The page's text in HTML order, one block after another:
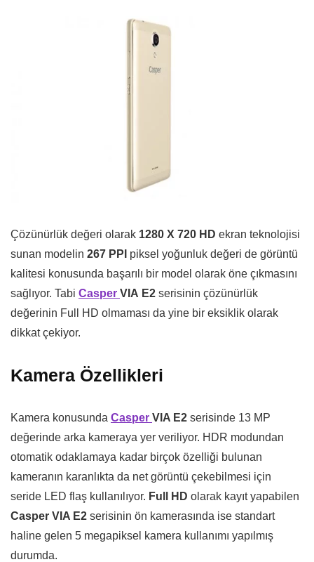
Çözünürlük değeri olarak 1280 X 720 HD ekran teknolojisi
sunan modelin 267 PPI piksel yoğunluk değeri de görüntü
kalitesi konusunda başarılı bir model olarak öne çıkmasını
sağlıyor. Tabi Casper VIA E2 serisinin çözünürlük
değerinin Full HD olmaması da yine bir eksiklik olarak
dikkat çekiyor.
Kamera Özellikleri
Kamera konusunda Casper VIA E2 serisinde 13 MP
değerinde arka kameraya yer veriliyor. HDR modundan
otomatik odaklamaya kadar birçok özelliği bulunan
kameranın karanlıkta da net görüntü çekebilmesi için
seride LED flaş kullanılıyor. Full HD olarak kayıt yapabilen
Casper VIA E2 serisinin ön kamerasında ise standart
haline gelen 5 megapiksel kamera kullanımı yapılmış
durumda.